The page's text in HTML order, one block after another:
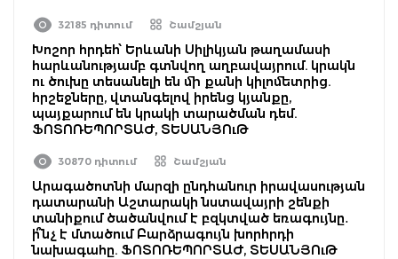
32185 դիտում Շամշյան
Խոշոր հրդեհ՝ Երևանի Սիլիկյան թաղամասի
հարևանությամբ գտնվող աղբավայրում. կրակն
ու ծուխը տեսանելի են մի քանի կիլոմետրից.
հրշեջները, վտանգելով իրենց կյանքը,
պայքարում են կրակի տարածման դեմ.
ՖՈՏՈՌԵՊՈՐՏԱԺ, ՏԵՍԱՆՅՈւԹ
30870 դիտում Շամշյան
Արագածոտնի մարզի ընդհանուր իրավասության
դատարանի Աշտարակի նստավայրի շենքի
տանիքում ծածանվում է բզկտված եռագույնը․
ի՞նչ է մտածում Բարձրագույն խորհրդի
նախագահը. ՖՈՏՈՌԵՊՈՐՏԱԺ, ՏԵՍԱՆՅՈւԹ